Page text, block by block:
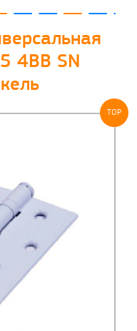
4ВВ SN
TOP